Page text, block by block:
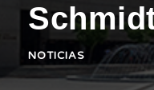
NOTICIAS